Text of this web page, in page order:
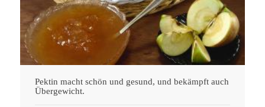
Pektin macht schön und gesund, und bekämpft auch
Übergewicht.